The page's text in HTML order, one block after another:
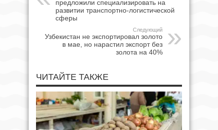
предложили специализировать на
развитии транспортно-логистической
сферы
Следующий
Узбекистан не экспортировал золото
в мае, но нарастил экспорт без
золота на 40%
ЧИТАЙТЕ ТАКЖЕ